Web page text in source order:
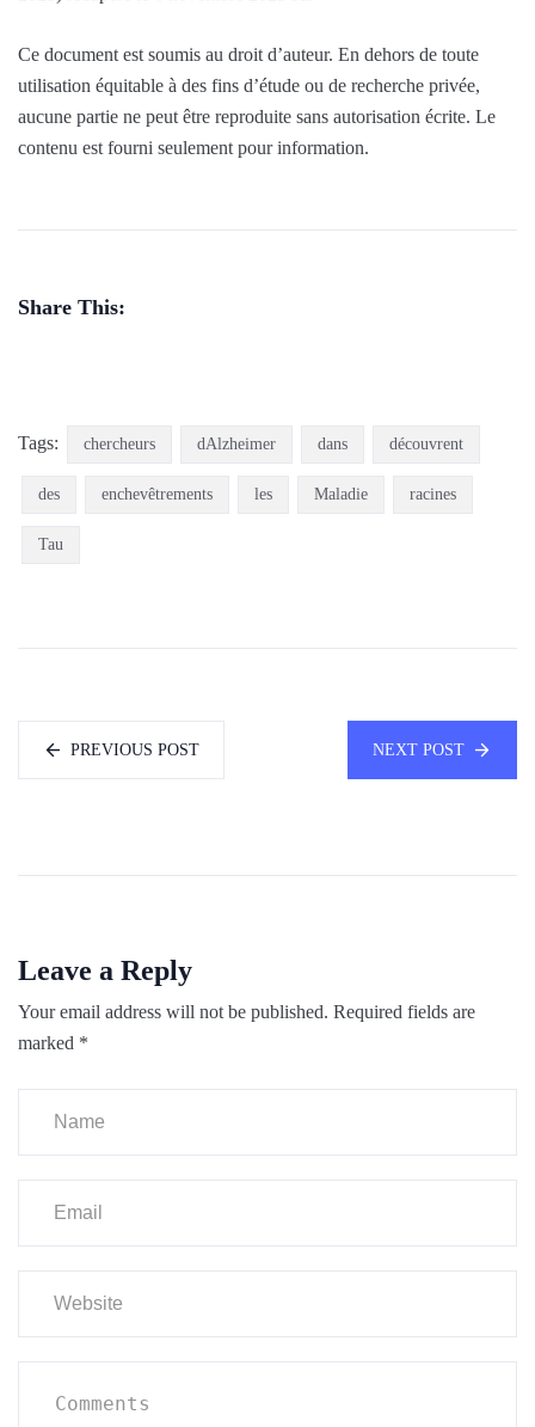
Ce document est soumis au droit d’auteur. En dehors de toute
utilisation équitable à des fins d’étude ou de recherche privée,
aucune partie ne peut être reproduite sans autorisation écrite. Le
contenu est fourni seulement pour information.
Share This:
Tags: chercheurs dAlzheimer dans découvrent
des enchevêtrements les Maladie racines
Tau
PREVIOUS POST NEXT POST
Leave a Reply
Your email address will not be published. Required fields are
marked *